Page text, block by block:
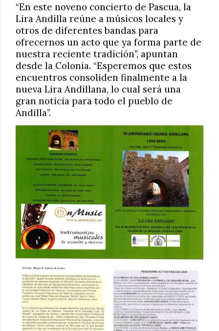
“En este noveno concierto de Pascua, la
Lira Andilla reúne a músicos locales y
otros de diferentes bandas para
ofrecernos un acto que ya forma parte de
nuestra reciente tradición”, apuntan
desde la Colonia. “Esperemos que estos
encuentros consoliden finalmente a la
nueva Lira Andillana, lo cual será una
gran noticia para todo el pueblo de
Andilla”.